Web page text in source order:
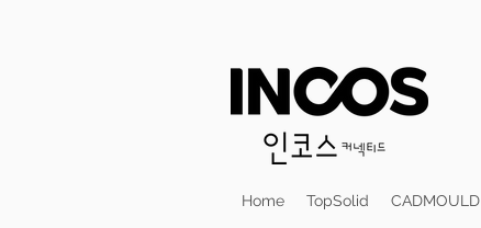
Home TopSolid CADMOULD